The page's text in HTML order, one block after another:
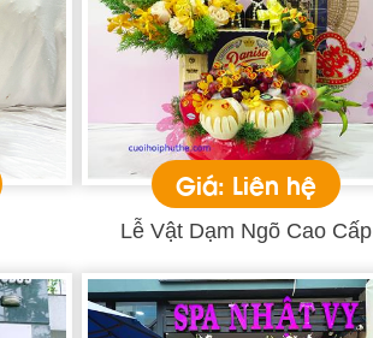
Giá: Liên hệ
Lễ Vật Dạm Ngõ Cao Cấp